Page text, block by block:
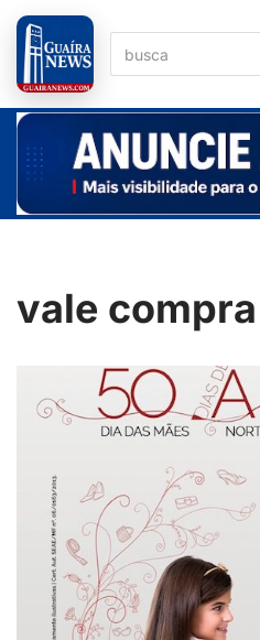
Pular
para
o
conteúdo
vale compra